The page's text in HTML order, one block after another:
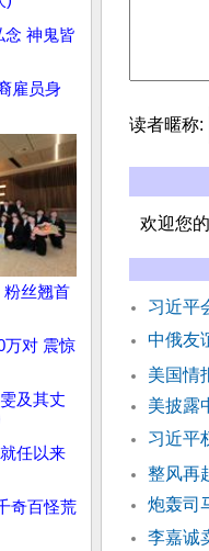
念 神鬼皆
雇员身
粉丝翘首
万对 震惊
及其丈
任以来
奇百怪荒
读者暱称:
欢迎您
习近平
中俄友
美国情
美披露
习近平
整风再
炮轰司
李嘉诚